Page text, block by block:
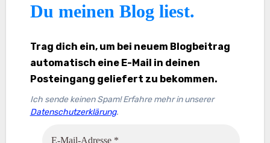
Du meinen Blog liest.
Trag dich ein, um bei neuem Blogbeitrag
automatisch eine E-Mail in deinen
Posteingang geliefert zu bekommen.
Ich sende keinen Spam! Erfahre mehr in unserer
Datenschutzerklärung.